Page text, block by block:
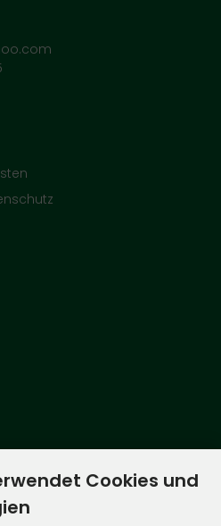
Cookies und